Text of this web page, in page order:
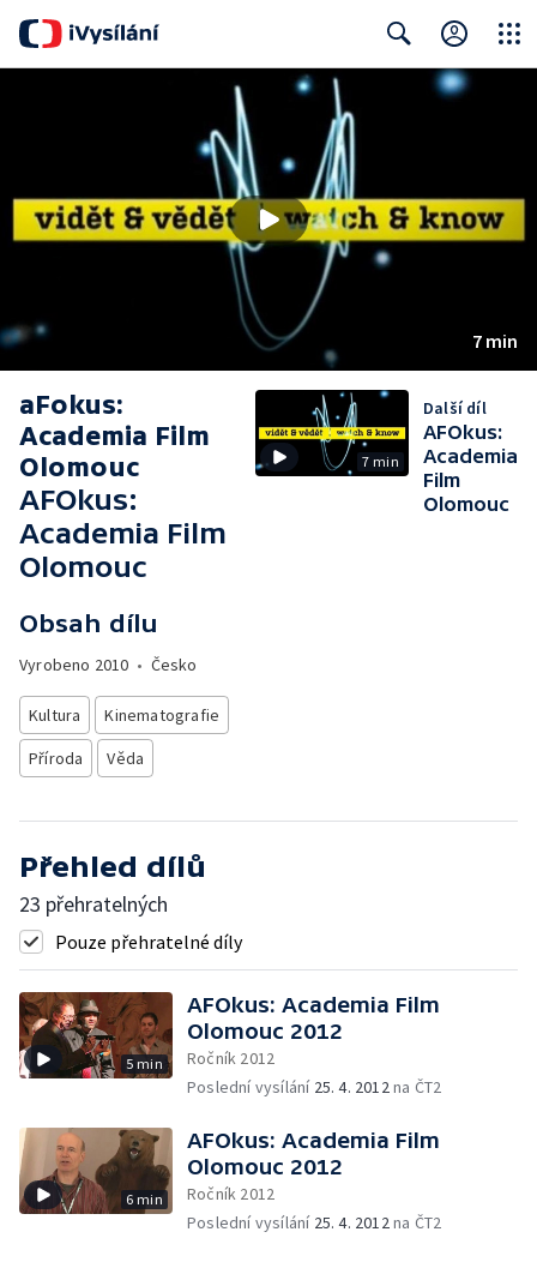
7 min
aFokus:
Academia Film
Olomouc
AFOkus:
Academia Film
Olomouc
Obsah dílu
Vyrobeno 2010 • Česko
Kultura
Kinematografie
Příroda
Věda
7 min
Další díl
AFOkus:
Academia
Film
Olomouc
Přehled dílů
23 přehratelných
Pouze přehratelné díly
5 min
AFOkus: Academia Film
Olomouc 2012
Ročník 2012
Poslední vysílání 25. 4. 2012na ČT2
6 min
AFOkus: Academia Film
Olomouc 2012
Ročník 2012
Poslední vysílání 25. 4. 2012na ČT2